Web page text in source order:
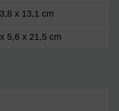
x 13,1 cm
5,6 x 21,5 cm